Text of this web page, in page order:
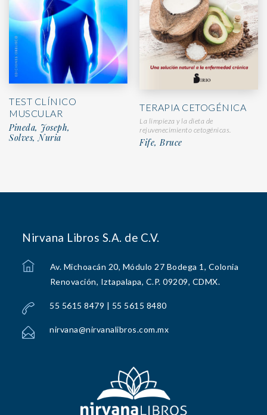
TEST CLÍNICO
MUSCULAR
Pineda, Joseph,
Solves, Nuria
TERAPIA CETOGÉNICA
La limpieza y la dieta de
rejuvenecimiento cetogénicas.
Fife, Bruce
Nirvana Libros S.A. de C.V.
Av. Michoacán 20, Módulo 27 Bodega 1, Colonia
Renovación, Iztapalapa, C.P. 09209, CDMX.
55 5615 8479 | 55 5615 8480
nirvana@nirvanalibros.com.mx